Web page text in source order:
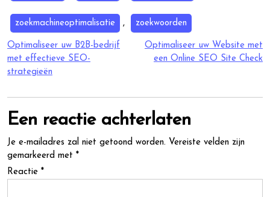
zoekmachineoptimalisatie , zoekwoorden
Berichtnavigatie
Optimaliseer uw B2B-bedrijf
met effectieve SEO-
strategieën
Optimaliseer uw Website met
een Online SEO Site Check
Een reactie achterlaten
Je e-mailadres zal niet getoond worden. Vereiste velden zijn
gemarkeerd met *
Reactie *